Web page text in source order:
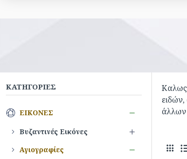
ΚΑΤΗΓΟΡΊΕΣ
ΕΙΚΌΝΕΣ
Βυζαντινές Εικόνες
Αγιογραφίες
Καλως
άλλων